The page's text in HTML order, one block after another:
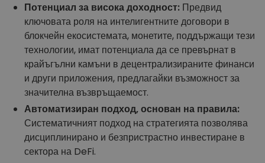
Потенциал за висока доходност: Предвид
ключовата роля на интелигентните договори в
блокчейн екосистемата, монетите, поддържащи тези
технологии, имат потенциала да се превърнат в
крайъгълни камъни в децентрализираните финанси
и други приложения, предлагайки възможност за
значителна възвръщаемост.
Автоматизиран подход, основан на правила:
Систематичният подход на стратегията позволява
дисциплинирано и безпристрастно инвестиране в
сектора на DeFi.